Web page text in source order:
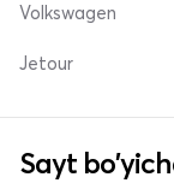
Volkswagen
Jetour
Sayt